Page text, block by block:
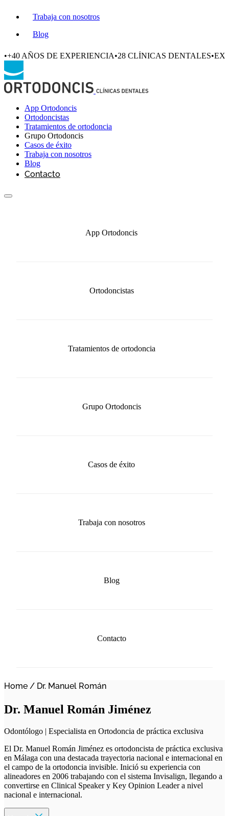
Trabaja con nosotros
Blog
•+40 AÑOS DE EXPERIENCIA•28 CLÍNICAS DENTALES•
App Ortodoncis
Ortodoncistas
Tratamientos de ortodoncia
Grupo Ortodoncis
Casos de éxito
Trabaja con nosotros
Blog
Contacto
App Ortodoncis
Ortodoncistas
Tratamientos de ortodoncia
Grupo Ortodoncis
Casos de éxito
Trabaja con nosotros
Blog
Contacto
Home / Dr. Manuel Román
Dr. Manuel Román Jiménez
Odontólogo | Especialista en Ortodoncia de práctica exclusiva
El Dr. Manuel Román Jiménez es ortodoncista de práctica exclusiva
en Málaga con una destacada trayectoria nacional e internacional en
el campo de la ortodoncia invisible. Inició su experiencia con
alineadores en 2006 trabajando con el sistema Invisalign, llegando a
convertirse en Clinical Speaker y Key Opinion Leader a nivel
nacional e internacional.